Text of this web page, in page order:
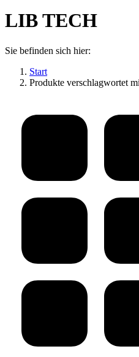
LIB TECH
Sie befinden sich hier:
Start
Produkte verschlagwortet